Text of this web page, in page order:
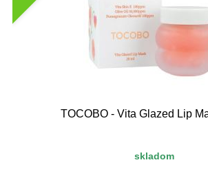
TOCOBO - Vita Glazed Lip
skladom